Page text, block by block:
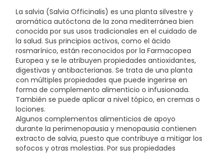
fluoride ; sodium saccharin ; sodium benzoate ; salvia
officinalis oil ; mentha piperita oil ; mentha arvensis oil
; limonene ; ci 77491
Contiene fluoruro de sodio.No utilizar en niños
menores de 12 años.Se recomienda cepillarse los
dientes después de cada comida y consultar
regularmente un cirujano dentista.Evitar ingerir y
escupir después de cada cepillado.Seguir siempre las
indicaciones mencionadas en el estuche.Mantener
fuera del alcance de los niños.En caso de irritación,
dejar de utilizar este producto.En caso de aporte de
fluoruro de otras fuentes, consultar con un dentista o
médico.Conservar a una temperatura inferior a
25°CNo utilizar en caso de ausencia o daños en el
precinto de seguridad situado debajo del tapón.Retirar
el precinto de seguridad antes de uso.
La salvia (Salvia Officinalis) es una planta silvestre y
aromática autóctona de la zona mediterránea bien
conocida por sus usos tradicionales en el cuidado de
la salud. Sus principios activos, como el ácido
rosmarínico, están reconocidos por la Farmacopea
Europea y se le atribuyen propiedades antioxidantes,
digestivas y antibacterianas. Se trata de una planta
con múltiples propiedades que puede ingerirse en
forma de complemento alimenticio o infusionada.
También se puede aplicar a nivel tópico, en cremas o
lociones.
Algunos complementos alimenticios de apoyo
durante la perimenopausia y menopausia contienen
extracto de salvia, puesto que contribuye a mitigar los
sofocos y otras molestias. Por sus propiedades